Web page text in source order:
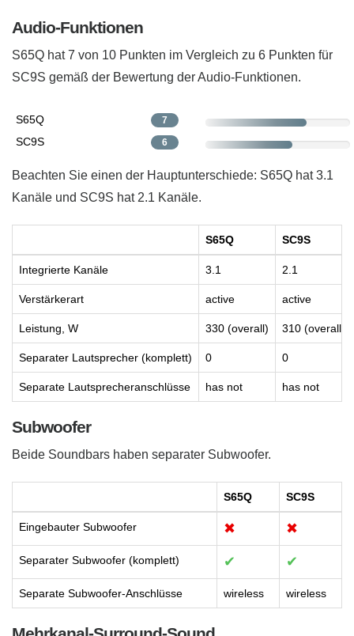
Audio-Funktionen
S65Q hat 7 von 10 Punkten im Vergleich zu 6 Punkten für
SC9S ​gemäß der Bewertung der Audio-Funktionen.
S65Q 7
SC9S 6
Beachten Sie einen der Hauptunterschiede: S65Q hat 3.1
Kanäle und SC9S hat 2.1 Kanäle.
S65Q SC9S
Integrierte Kanäle 3.1 2.1
Verstärkerart active active
Leistung, W 330 (overall) 310 (overall)
Separater Lautsprecher (komplett) 0 0
Separate Lautsprecheranschlüsse has not has not
Subwoofer
Beide Soundbars haben separater Subwoofer.
S65Q SC9S
Eingebauter Subwoofer ✖ ✖
Separater Subwoofer (komplett) ✔ ✔
Separate Subwoofer-Anschlüsse wireless wireless